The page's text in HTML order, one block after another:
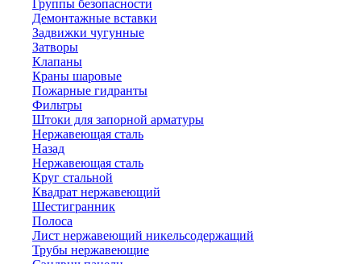
Группы безопасности
Демонтажные вставки
Задвижки чугунные
Затворы
Клапаны
Краны шаровые
Пожарные гидранты
Фильтры
Штоки для запорной арматуры
Нержавеющая сталь
Назад
Нержавеющая сталь
Круг стальной
Квадрат нержавеющий
Шестигранник
Полоса
Лист нержавеющий никельсодержащий
Трубы нержавеющие